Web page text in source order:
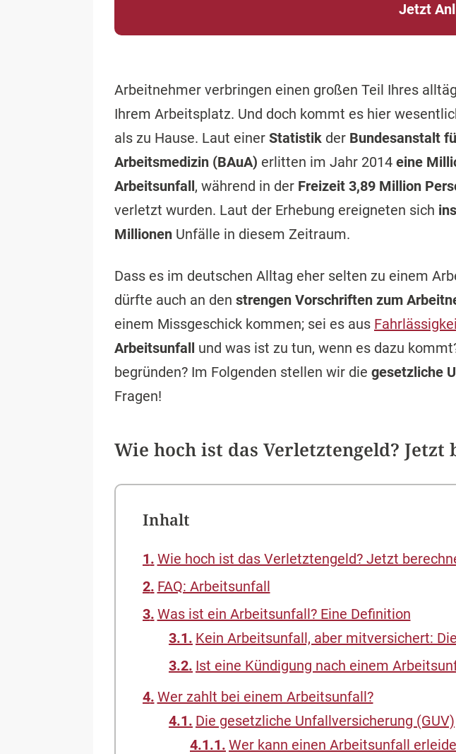
Jetzt
Arbeitnehmer verbringen einen großen Teil Ihres
Ihrem Arbeitsplatz. Und doch kommt es hier
als zu Hause. Laut einer Statistik der Bundesanstalt
Arbeitsmedizin (BAuA) erlitten im Jahr 2014 eine
Arbeitsunfall, während in der Freizeit 3,89 Million
verletzt wurden. Laut der Erhebung ereigneten sich
Millionen Unfälle in diesem Zeitraum.
Dass es im deutschen Alltag eher selten zu einem
dürfte auch an den strengen Vorschriften zum
einem Missgeschick kommen; sei es aus
Arbeitsunfall und was ist zu tun, wenn es dazu
begründen? Im Folgenden stellen wir die gesetzliche
Fragen!
Wie hoch ist das Verletztengeld? Jetzt
Inhalt
Wie hoch ist das Verletztengeld? Jetzt
FAQ: Arbeitsunfall
Was ist ein Arbeitsunfall? Eine Definition
Kein Arbeitsunfall, aber mitversichert:
Ist eine Kündigung nach einem
Wer zahlt bei einem Arbeitsunfall?
Die gesetzliche Unfallversicherung (GUV)
Wer kann einen Arbeitsunfall